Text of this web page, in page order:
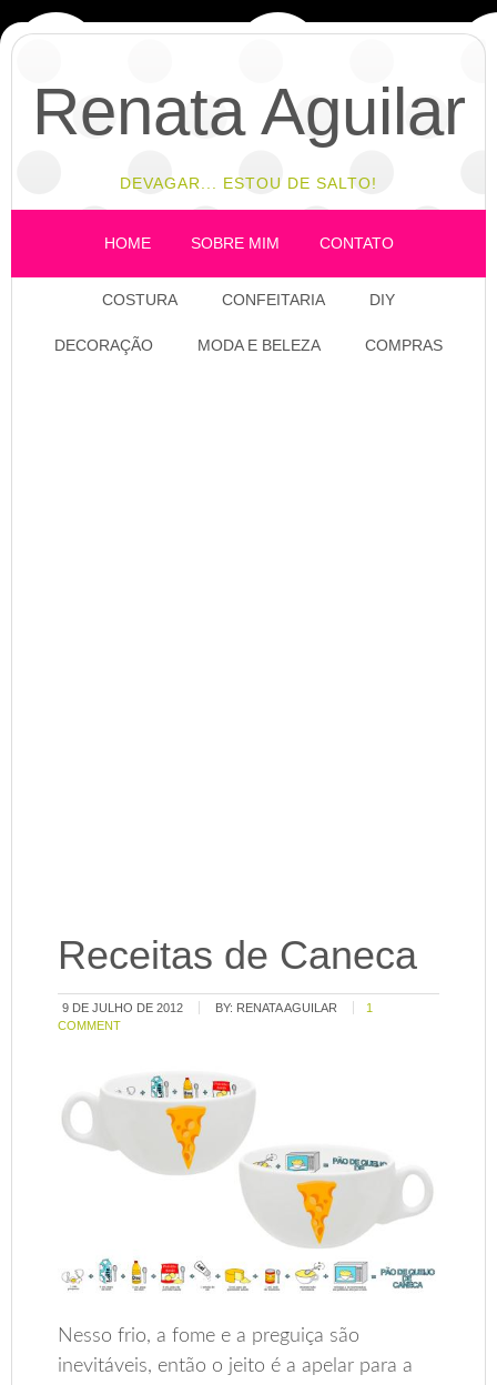
Renata Aguilar
DEVAGAR... ESTOU DE SALTO!
HOME SOBRE MIM CONTATO
COSTURA CONFEITARIA DIY
DECORAÇÃO MODA E BELEZA COMPRAS
Receitas de Caneca
9 DE JULHO DE 2012 BY: RENATA AGUILAR
1
COMMENT
Nesso frio, a fome e a preguiça são
inevitáveis, então o jeito é a apelar para a